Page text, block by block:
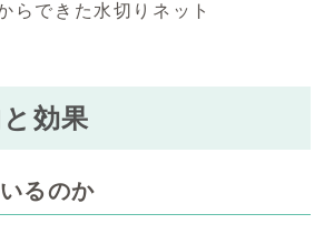
らできた水切りネット
効果
るのか